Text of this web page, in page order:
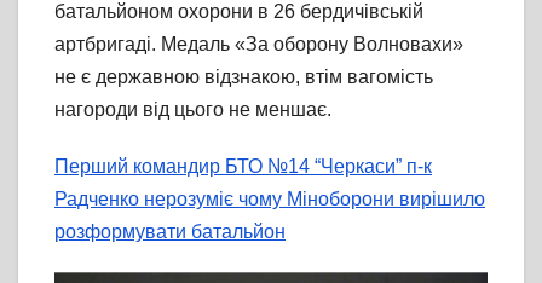
батальйоном охорони в 26 бердичівській
артбригаді. Медаль «За оборону Волновахи»
не є державною відзнакою, втім вагомість
нагороди від цього не меншає.
Перший командир БТО №14 “Черкаси” п-к
Радченко нерозуміє чому Міноборони вирішило
розформувати батальйон